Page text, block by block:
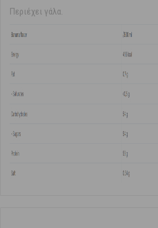
Περιέχει γάλα.